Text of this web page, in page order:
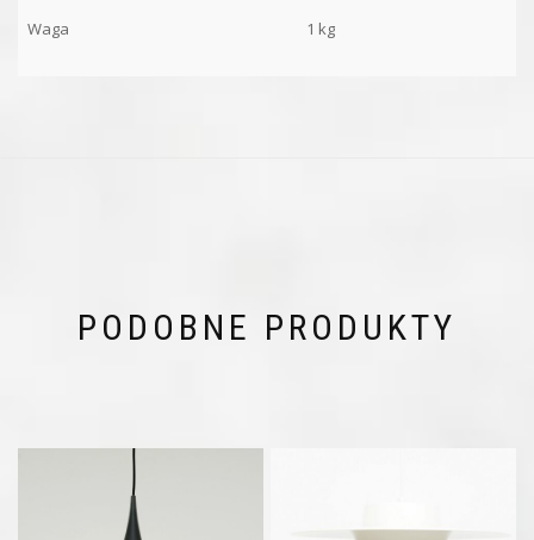
Waga 1 kg
PODOBNE PRODUKTY